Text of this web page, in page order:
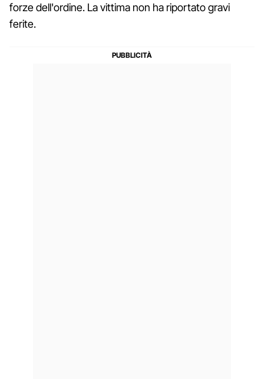
forze dell'ordine. La vittima non ha riportato gravi
ferite.